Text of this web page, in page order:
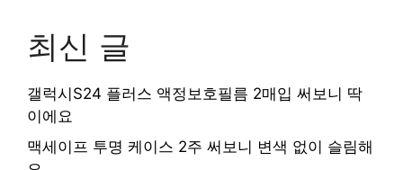
최신 글
갤럭시S24 플러스 액정보호필름 2매입 써보니 딱
이에요
맥세이프 투명 케이스 2주 써보니 변색 없이 슬림해